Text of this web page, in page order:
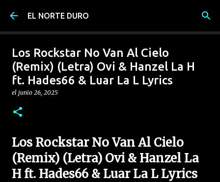
Ir al contenido principal
EL NORTE DURO
Los Rockstar No Van Al Cielo
(Remix) (Letra) Ovi & Hanzel La H
ft. Hades66 & Luar La L Lyrics
el junio 26, 2025
Los Rockstar No Van Al Cielo
(Remix) (Letra) Ovi & Hanzel La
H ft. Hades66 & Luar La L Lyrics